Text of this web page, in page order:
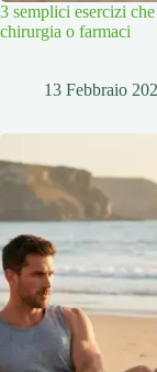
3 semplici esercizi
chirurgia o farmaci
13 Febbraio